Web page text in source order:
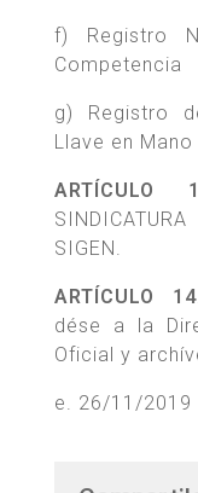
f) Registro
Competencia
g) Registro
Llave en Mano
ARTÍCULO
SIGEN.
ARTÍCULO 14
dése a la
Oficial y
e. 26/11/2019